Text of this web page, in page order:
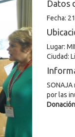
Datos
Fecha:
Lugar:
Ciudad:
por las